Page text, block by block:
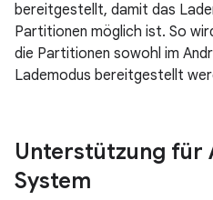
bereitgestellt, damit das
Partitionen möglich ist. So
die Partitionen sowohl im
Lademodus bereitgestellt
Unterstützung für
System